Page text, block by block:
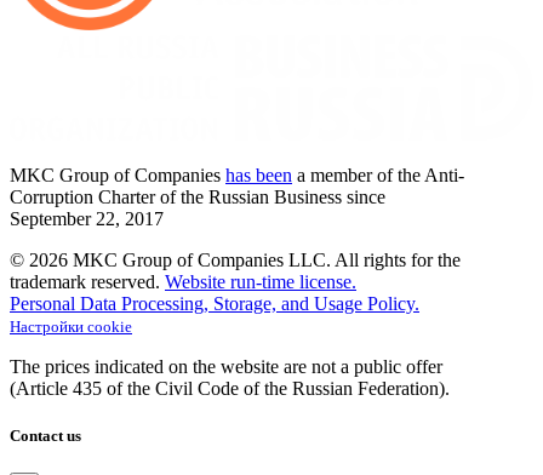
MKC Group of Companies has been a member of the Anti-
Corruption Charter of the Russian Business since
September 22, 2017
© 2026 MKC Group of Companies LLC. All rights for the
trademark reserved. Website run-time license.
Personal Data Processing, Storage, and Usage Policy.
Настройки cookie
The prices indicated on the website are not a public offer
(Article 435 of the Civil Code of the Russian Federation).
Contact us